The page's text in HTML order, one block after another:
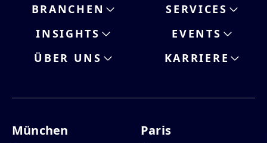
BRANCHEN
SERVICES
INSIGHTS
EVENTS
ÜBER UNS
KARRIERE
München Paris